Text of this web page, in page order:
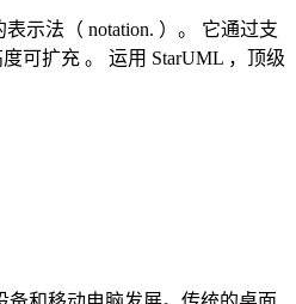
示法（ notation. ）。 它通过支
可扩充 。 运用 StarUML ，顶级